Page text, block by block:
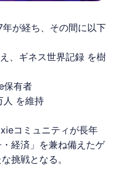
が経ち、その間に以下
、ギネス世界記録 を樹
保有者
人 を維持
コミュニティが長年
経済」を兼ね備えたゲ
挑戦となる。